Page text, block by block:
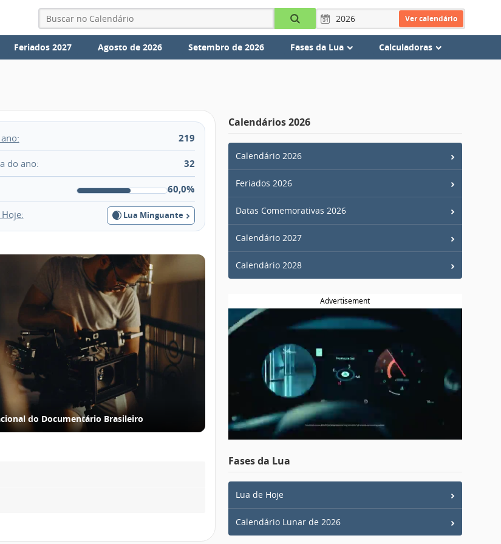
Ver calendário
Feriados 2027 Agosto de 2026 Setembro de 2026 Fases da Lua Calculadoras
219
do ano: 32
60,0%
Lua Minguante
do Documentário Brasileiro
Calendários 2026
Calendário 2026
Feriados 2026
Datas Comemorativas 2026
Calendário 2027
Calendário 2028
Advertisement
Fases da Lua
Lua de Hoje
Calendário Lunar de 2026